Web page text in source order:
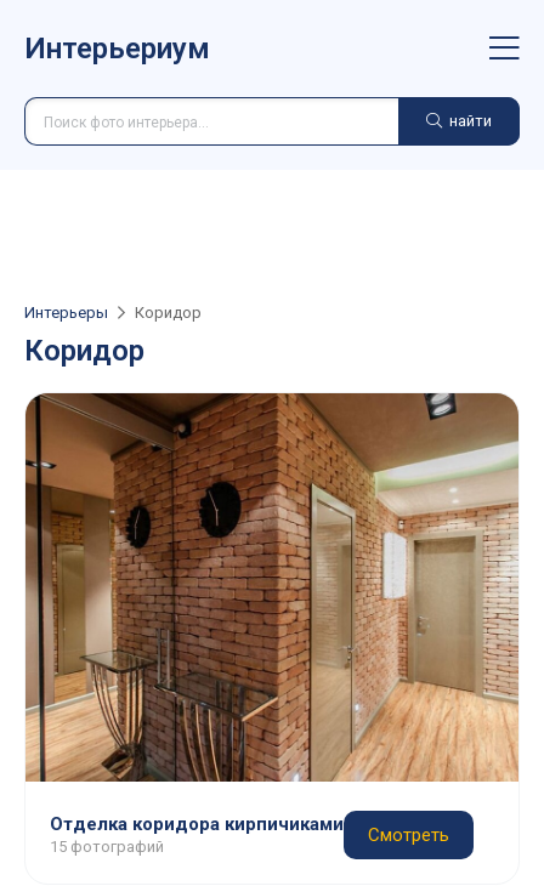
Интерьериум
найти
Интерьеры Коридор
Коридор
Отделка коридора кирпичиками
15 фотографий
Смотреть